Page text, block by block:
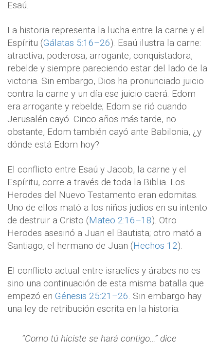
Esaú.
La historia representa la lucha entre la carne y el
Espíritu (Gálatas 5:16–26). Esaú ilustra la carne:
atractiva, poderosa, arrogante, conquistadora,
rebelde y siempre pareciendo estar del lado de la
victoria. Sin embargo, Dios ha pronunciado juicio
contra la carne y un día ese juicio caerá. Edom
era arrogante y rebelde; Edom se rió cuando
Jerusalén cayó. Cinco años más tarde, no
obstante, Edom también cayó ante Babilonia, ¿y
dónde está Edom hoy?
El conflicto entre Esaú y Jacob, la carne y el
Espíritu, corre a través de toda la Biblia. Los
Herodes del Nuevo Testamento eran edomitas.
Uno de ellos mató a los niños judíos en su intento
de destruir a Cristo (Mateo 2:16–18). Otro
Herodes asesinó a Juan el Bautista; otro mató a
Santiago, el hermano de Juan (Hechos 12).
El conflicto actual entre israelíes y árabes no es
sino una continuación de esta misma batalla que
empezó en Génesis 25:21–26. Sin embargo hay
una ley de retribución escrita en la historia:
“Como tú hiciste se hará contigo…” dice